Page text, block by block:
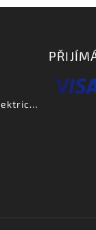
Aria PE DLX VCS - elektrická kytara-zboží bylo vystaveno na prodejně